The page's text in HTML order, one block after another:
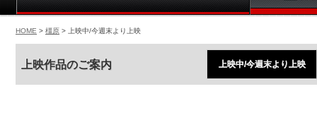
HOME > 橿原 > 上映中/今週末より上映
上映作品のご案内 上映中/今週末より上映